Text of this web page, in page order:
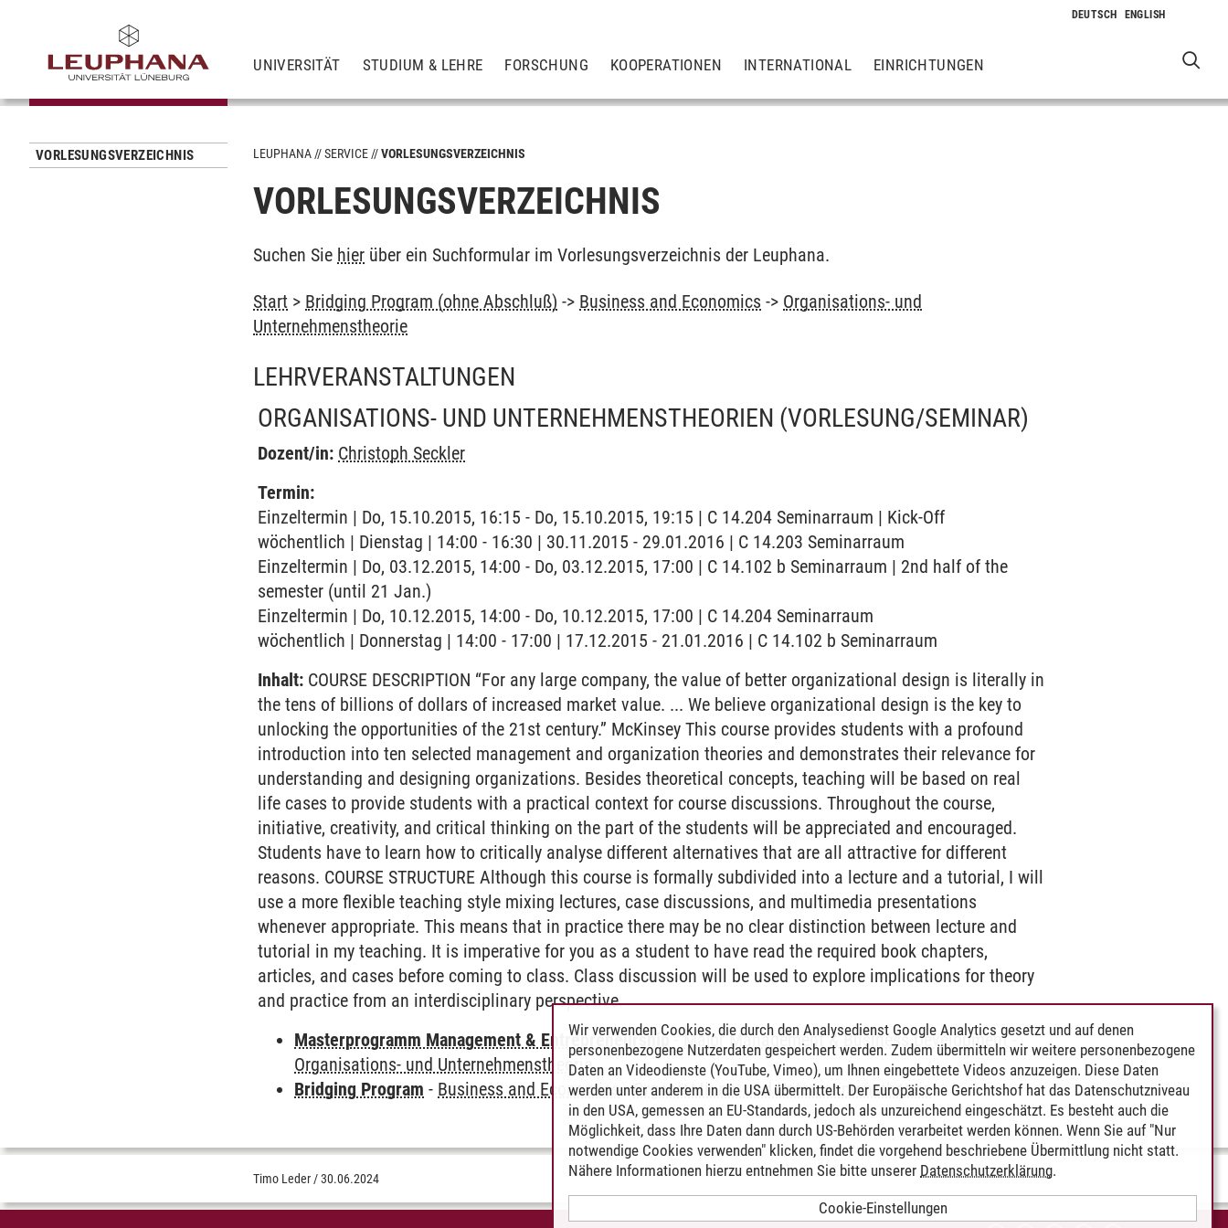
UNIVERSITÄT STUDIUM & LEHRE FORSCHUNG KOOPERATIONEN INTERNATIONAL EINRICHTUNGEN
VORLESUNGSVERZEICHNIS LEUPHANA SERVICE VORLESUNGSVERZEICHNIS
VORLESUNGSVERZEICHNIS
Suchen Sie hier über ein Suchformular im Vorlesungsverzeichnis der Leuphana.
Start > Bridging Program (ohne Abschluß) -> Business and Economics -> Organisations- und
Unternehmenstheorie
LEHRVERANSTALTUNGEN
ORGANISATIONS- UND UNTERNEHMENSTHEORIEN (VORLESUNG/SEMINAR)
Dozent/in: Christoph Seckler
Termin:
Einzeltermin | Do, 15.10.2015, 16:15 - Do, 15.10.2015, 19:15 | C 14.204 Seminarraum | Kick-Off
wöchentlich | Dienstag | 14:00 - 16:30 | 30.11.2015 - 29.01.2016 | C 14.203 Seminarraum
Einzeltermin | Do, 03.12.2015, 14:00 - Do, 03.12.2015, 17:00 | C 14.102 b Seminarraum | 2nd half of the
semester (until 21 Jan.)
Einzeltermin | Do, 10.12.2015, 14:00 - Do, 10.12.2015, 17:00 | C 14.204 Seminarraum
wöchentlich | Donnerstag | 14:00 - 17:00 | 17.12.2015 - 21.01.2016 | C 14.102 b Seminarraum
Inhalt: COURSE DESCRIPTION “For any large company, the value of better organizational design is literally in
the tens of billions of dollars of increased market value. ... We believe organizational design is the key to
unlocking the opportunities of the 21st century.” McKinsey This course provides students with a profound
introduction into ten selected management and organization theories and demonstrates their relevance for
understanding and designing organizations. Besides theoretical concepts, teaching will be based on real
life cases to provide students with a practical context for course discussions. Throughout the course,
initiative, creativity, and critical thinking on the part of the students will be appreciated and encouraged.
Students have to learn how to critically analyse different alternatives that are all attractive for different
reasons. COURSE STRUCTURE Although this course is formally subdivided into a lecture and a tutorial, I will
use a more flexible teaching style mixing lectures, case discussions, and multimedia presentations
whenever appropriate. This means that in practice there may be no clear distinction between lecture and
tutorial in my teaching. It is imperative for you as a student to have read the required book chapters,
articles, and cases before coming to class. Class discussion will be used to explore implications for theory
and practice from an interdisciplinary perspective.
Masterprogramm Management & Entrepreneurship-Major Management & Business Development-
Organisations- und Unternehmenstheorie
Bridging Program - Business and Economics-Organisations- und Unternehmenstheorie
Timo Leder /30.06.2024
Wir verwenden Cookies, die durch den Analysedienst Google Analytics gesetzt und auf denen
personenbezogene Nutzerdaten gespeichert werden. Zudem übermitteln wir weitere personenbezogene
Daten an Videodienste (YouTube, Vimeo), um Ihnen eingebettete Videos anzuzeigen. Diese Daten
werden unter anderem in die USA übermittelt. Der Europäische Gerichtshof hat das Datenschutzniveau
in den USA, gemessen an EU-Standards, jedoch als unzureichend eingeschätzt. Es besteht auch die
Möglichkeit, dass Ihre Daten dann durch US-Behörden verarbeitet werden können. Wenn Sie auf "Nur
notwendige Cookies verwenden" klicken, findet die vorgehend beschriebene Übermittlung nicht statt.
Nähere Informationen hierzu entnehmen Sie bitte unserer Datenschutzerklärung.
Cookie-Einstellungen